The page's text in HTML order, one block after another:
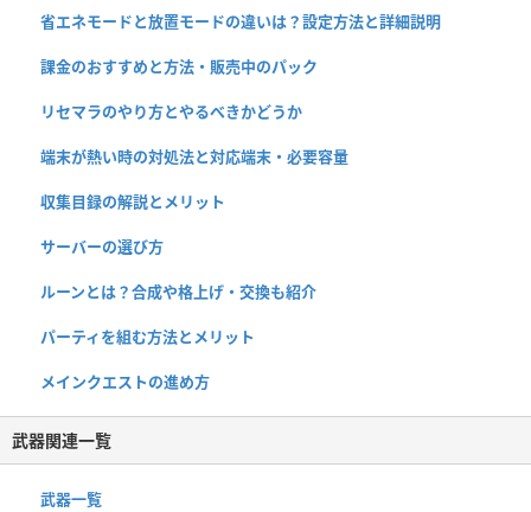
省エネモードと放置モードの違いは？設定方法と詳細説明
課金のおすすめと方法・販売中のパック
リセマラのやり方とやるべきかどうか
端末が熱い時の対処法と対応端末・必要容量
収集目録の解説とメリット
サーバーの選び方
ルーンとは？合成や格上げ・交換も紹介
パーティを組む方法とメリット
メインクエストの進め方
武器関連一覧
武器一覧